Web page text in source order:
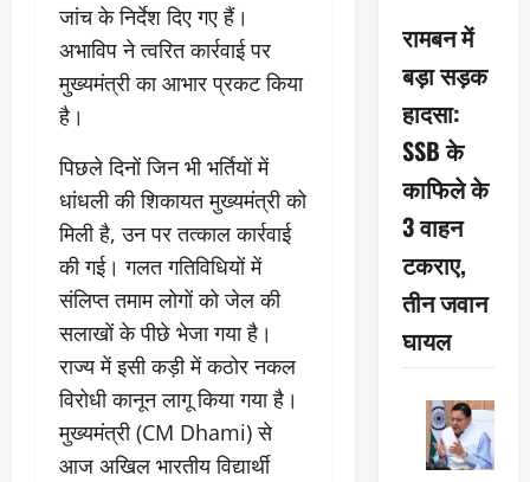
जांच के निर्देश दिए गए हैं।
अभाविप ने त्वरित कार्रवाई पर
मुख्यमंत्री का आभार प्रकट किया
है।
पिछले दिनों जिन भी भर्तियों में
धांधली की शिकायत मुख्यमंत्री को
मिली है, उन पर तत्काल कार्रवाई
की गई। गलत गतिविधियों में
संलिप्त तमाम लोगों को जेल की
सलाखों के पीछे भेजा गया है।
राज्य में इसी कड़ी में कठोर नकल
विरोधी कानून लागू किया गया है।
मुख्यमंत्री (CM Dhami) से
आज अखिल भारतीय विद्यार्थी
रामबन में
बड़ा सड़क
हादसा:
SSB के
काफिले के
3 वाहन
टकराए,
तीन जवान
घायल